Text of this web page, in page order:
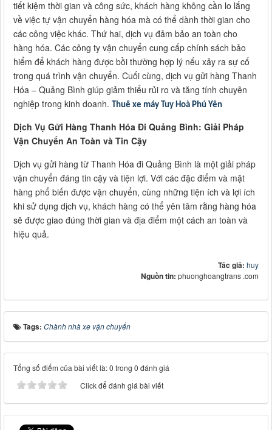
tiết kiệm thời gian và công sức, khách hàng không cần lo lắng
về việc tự vận chuyển hàng hóa mà có thể dành thời gian cho
các công việc khác. Thứ hai, dịch vụ đảm bảo an toàn cho
hàng hóa. Các công ty vận chuyển cung cấp chính sách bảo
hiểm để khách hàng được bồi thường hợp lý nếu xảy ra sự cố
trong quá trình vận chuyển. Cuối cùng, dịch vụ gửi hàng Thanh
Hóa – Quảng Bình giúp giảm thiểu rủi ro và tăng tính chuyên
nghiệp trong kinh doanh. Thuê xe máy Tuy Hoà Phú Yên
Dịch Vụ Gửi Hàng Thanh Hóa Đi Quảng Bình: Giải Pháp
Vận Chuyển An Toàn và Tin Cậy
Dịch vụ gửi hàng từ Thanh Hóa đi Quảng Bình là một giải pháp
vận chuyển đáng tin cậy và tiện lợi. Với các đặc điểm và mặt
hàng phổ biến được vận chuyển, cùng những tiện ích và lợi ích
khi sử dụng dịch vụ, khách hàng có thể yên tâm rằng hàng hóa
sẽ được giao đúng thời gian và địa điểm một cách an toàn và
hiệu quả.
Tác giả: huy
Nguồn tin: phuonghoangtrans .com
Tags: Chành nhà xe vận chuyển
Tổng số điểm của bài viết là: 0 trong 0 đánh giá
Click để đánh giá bài viết